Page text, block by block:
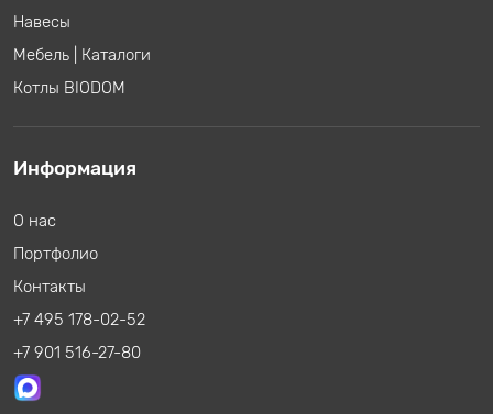
Навесы
Мебель
Каталоги
Котлы BIODOM
Информация
О нас
Портфолио
Контакты
+7 495 178-02-52
+7 901 516-27-80